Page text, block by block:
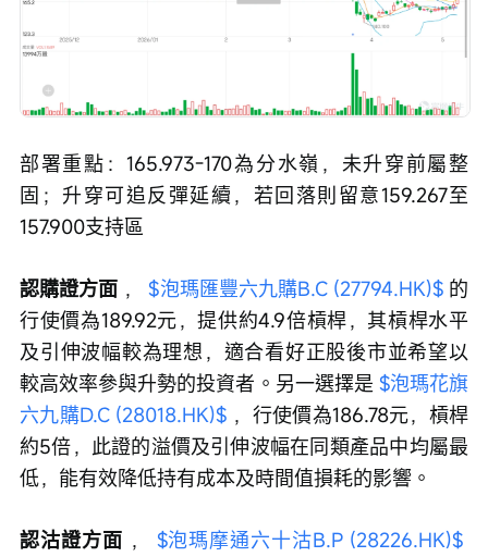
部署重點：165.973-170為分水嶺，未升穿前屬整
固；升穿可追反彈延續，若回落則留意159.267至
157.900支持區
認購證方面 ， $泡瑪匯豐六九購B.C (27794.HK)$ 的
行使價為189.92元，提供約4.9倍槓桿，其槓桿水平
及引伸波幅較為理想，適合看好正股後市並希望以
較高效率參與升勢的投資者。另一選擇是 $泡瑪花旗
六九購D.C (28018.HK)$ ，行使價為186.78元，槓桿
約5倍，此證的溢價及引伸波幅在同類產品中均屬最
低，能有效降低持有成本及時間值損耗的影響。
認沽證方面 ， $泡瑪摩通六十沽B.P (28226.HK)$